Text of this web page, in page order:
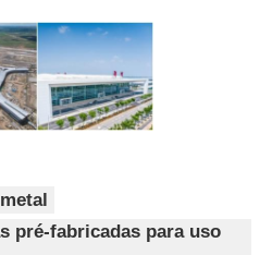
pré-fabricadas para uso